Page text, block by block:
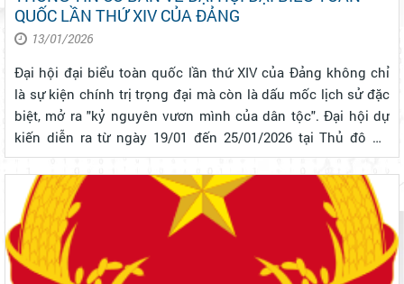
QUỐC LẦN THỨ XIV CỦA ĐẢNG
13/01/2026
Đại hội đại biểu toàn quốc lần thứ XIV của Đảng không chỉ
là sự kiện chính trị trọng đại mà còn là dấu mốc lịch sử đặc
biệt, mở ra "kỷ nguyên vươn mình của dân tộc". Đại hội dự
kiến diễn ra từ ngày 19/01 đến 25/01/2026 tại Thủ đô Hà
Nội. 1. Ý nghĩa đặc biệt của Đại hội XIV Đây là dấu mốc quan
trọ...